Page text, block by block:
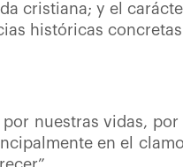
cristiana; y el
históricas
nuestras vidas,
en el